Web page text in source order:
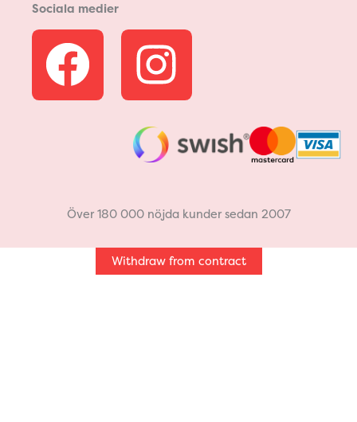
Sociala medier
F
a
b
o
I
n
s
t
a
g
Över 180 000 nöjda kunder sedan 2007
Withdraw from contract